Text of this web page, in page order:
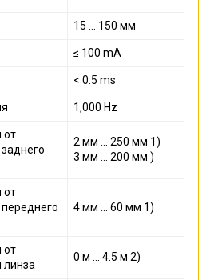
15 ... 150 мм
≤ 100 mA
< 0.5 ms
1,000 Hz
от
2 мм ... 250 мм 1)
3 мм ... 200 мм )
от
4 мм ... 60 мм 1)
от
0 м ... 4.5 м 2)